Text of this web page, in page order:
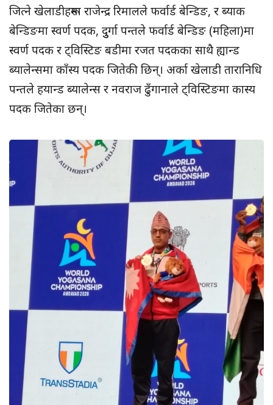
जित्ने खेलाडीहरूमा राजेन्द्र रिमालले फर्वार्ड बेन्डिङ, र ब्याक
बेन्डिङमा स्वर्ण पदक, दुुर्गा पन्तले फर्वार्ड बेन्डिङ (महिला)मा
स्वर्ण पदक र ट्विस्टिङ बडीमा रजत पदकका साथै ह्यान्ड
ब्यालेन्समा काँस्य पदक जितेकी छिन्। अर्का खेलाडी तारानिधि
पन्तले हयान्ड ब्यालेन्स र नवराज ढुँगानाले ट्विस्टिङमा कास्य
पदक जितेका छन्।